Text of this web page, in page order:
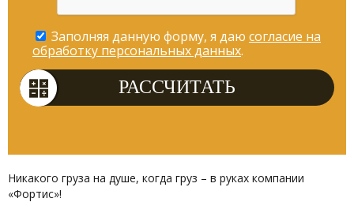
Заполняя данную форму, я даю согласие на
обработку персональных данных.
Никакого груза на душе, когда груз – в руках компании
«Фортис»!